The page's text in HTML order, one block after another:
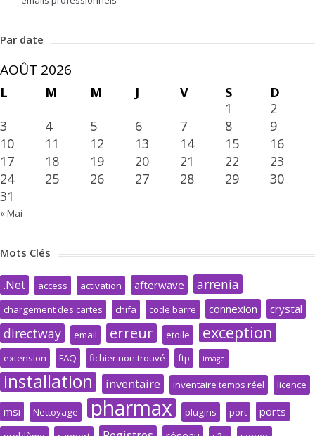
Par date
AOÛT 2026
L M M J V S
D
1
2
3
4 5 6 7 8
9
10
11 12 13 14 15
16
17
18 19 20 21 22
23
24
25 26 27 28 29
30
31
« Mai
Mots Clés
.Net access activation afterwave arrenia
chargement des cartes chifa code barre connexion crystal
directway email erreur etoile exception
extension FAQ fichier non trouvé ftp image
installation inventaire inventaire temps réel licence
msi Nettoyage pharmax plugins port ports